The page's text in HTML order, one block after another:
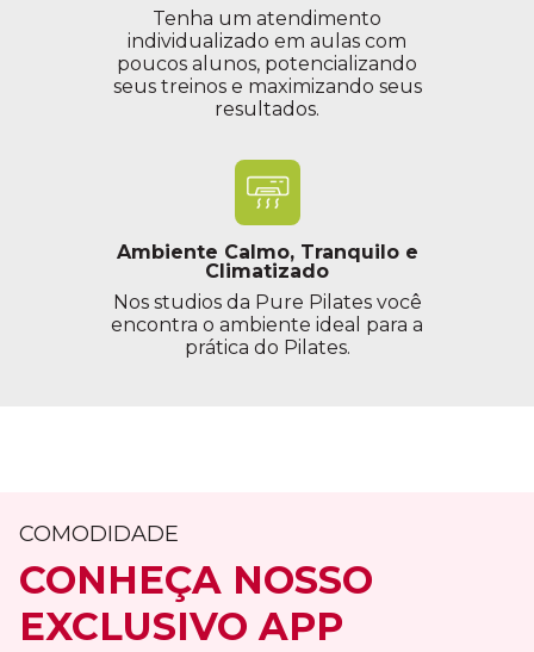
Tenha um atendimento
individualizado em aulas com
poucos alunos, potencializando
seus treinos e maximizando seus
resultados.
Ambiente Calmo, Tranquilo e
Climatizado
Nos studios da Pure Pilates você
encontra o ambiente ideal para a
prática do Pilates.
COMODIDADE
CONHEÇA NOSSO
EXCLUSIVO APP